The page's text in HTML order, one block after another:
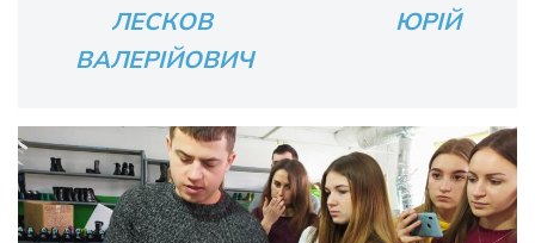
ЛЕСКОВ ЮРІЙ
ВАЛЕРІЙОВИЧ